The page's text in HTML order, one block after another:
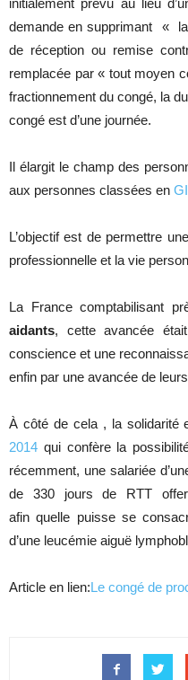
initialement prévu au lieu
demande en supprimant «
de réception ou remise
remplacée par « tout moyen
fractionnement du congé, la
congé est d’une journée.
Il élargit le champ des
aux personnes classées en
L’objectif est de permettre
professionnelle et la vie
La France comptabilisant
aidants, cette avancée
conscience et une
enfin par une avancée de
À côté de cela , la solidarité
2014 qui confère la
récemment, une salariée
de 330 jours de RTT
afin quelle puisse se
d’une leucémie aiguë
Article en lien:Le congé de